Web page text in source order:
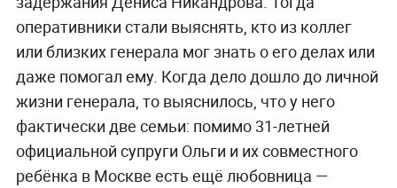
оперативники стали выяснять, кто из коллег
или близких генерала мог знать о его делах или
даже помогал ему. Когда дело дошло до личной
жизни генерала, то выяснилось, что у него
фактически две семьи: помимо 31-летней
официальной супруги Ольги и их совместного
ребёнка в Москве есть ещё любовница —